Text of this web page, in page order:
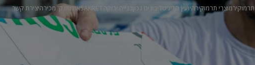
מוצרי תרמוקירהיועץ הדיגיטליבונים נכוןבנייה ירוקהSAKRETאודותנק' מכירהיצירת קשר